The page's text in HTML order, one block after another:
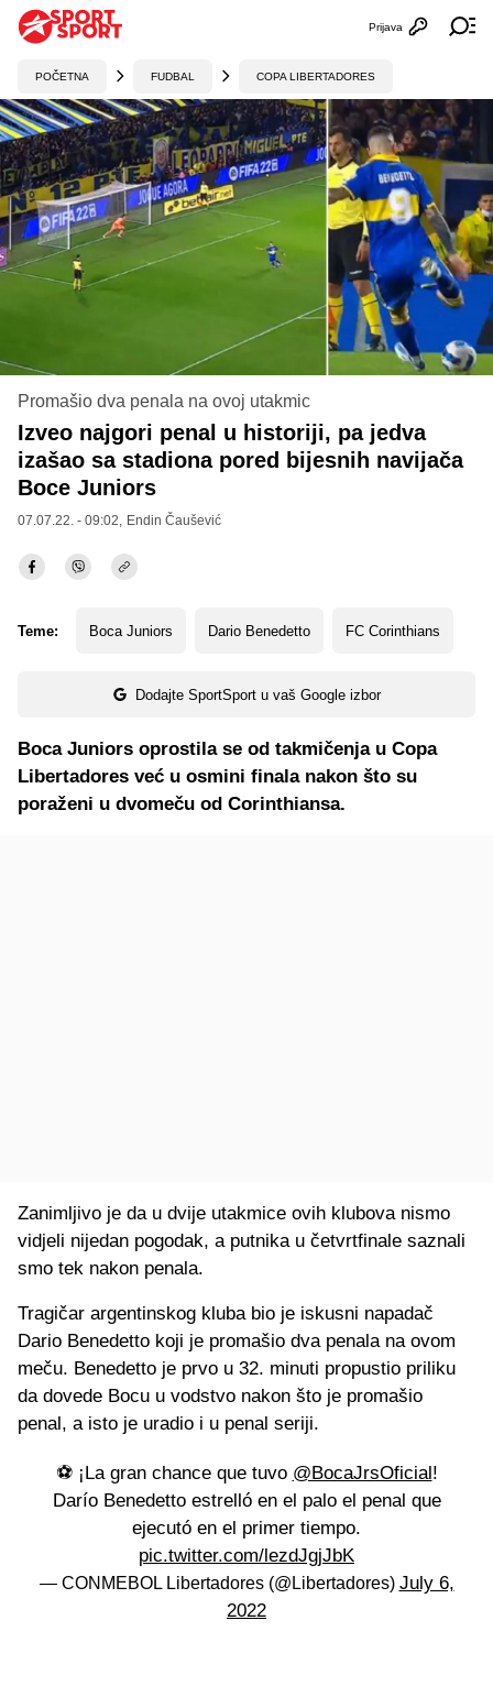
Otvori
Prijava
POČETNA FUDBAL COPA LIBERTADORES
Promašio dva penala na ovoj utakmic
Izveo najgori penal u historiji, pa jedva
izašao sa stadiona pored bijesnih navijača
Boce Juniors
07.07.22. - 09:02, Endin Čaušević
Teme: Boca Juniors Dario Benedetto FC Corinthians
Dodajte SportSport u vaš Google izbor
Boca Juniors oprostila se od takmičenja u Copa
Libertadores već u osmini finala nakon što su
poraženi u dvomeču od Corinthiansa.
Zanimljivo je da u dvije utakmice ovih klubova nismo
vidjeli nijedan pogodak, a putnika u četvrtfinale saznali
smo tek nakon penala.
Tragičar argentinskog kluba bio je iskusni napadač
Dario Benedetto koji je promašio dva penala na ovom
meču. Benedetto je prvo u 32. minuti propustio priliku
da dovede Bocu u vodstvo nakon što je promašio
penal, a isto je uradio i u penal seriji.
⚽ ¡La gran chance que tuvo @BocaJrsOficial !
Darío Benedetto estrelló en el palo el penal que
ejecutó en el primer tiempo.
pic.twitter.com/lezdJgjJbK
— CONMEBOL Libertadores (@Libertadores) July 6,
2022